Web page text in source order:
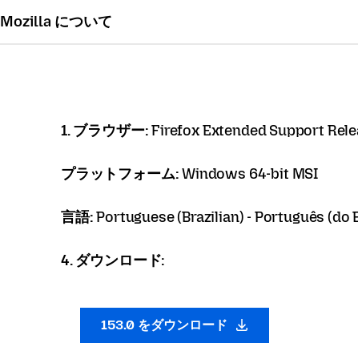
Mozilla について
1. ブラウザー:Firefox Extended Support
プラットフォーム:Windows 64-bit MSI
言語:Portuguese (Brazilian) - Português (do
4. ダウンロード:
153.0 をダウンロード